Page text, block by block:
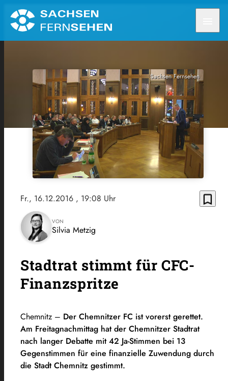
Sachsen Fernsehen
Fr., 16.12.2016 , 19:08 Uhr bookmark_border
VON
Silvia Metzig
Stadtrat stimmt für CFC-
Finanzspritze
Chemnitz – Der Chemnitzer FC ist vorerst gerettet.
Am Freitagnachmittag hat der Chemnitzer Stadtrat
nach langer Debatte mit 42 Ja-Stimmen bei 13
Gegenstimmen für eine finanzielle Zuwendung durch
die Stadt Chemnitz gestimmt.